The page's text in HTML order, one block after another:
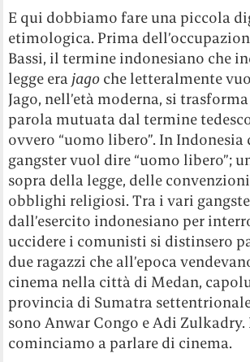
E qui dobbiamo fare una piccola
etimologica. Prima
Bassi, il termine indonesiano che
legge era jago che letteralmente
Jago, nell’età moderna, si
parola mutuata dal termine
ovvero “uomo libero”. In Indonesia
gangster vuol dire “uomo libero”;
sopra della legge, delle
obblighi religiosi. Tra i vari
dall’esercito indonesiano per
uccidere i comunisti si distinsero
due ragazzi che all’epoca
cinema nella città di Medan,
provincia di Sumatra
sono Anwar Congo e Adi Zulkadry.
cominciamo a parlare di cinema.